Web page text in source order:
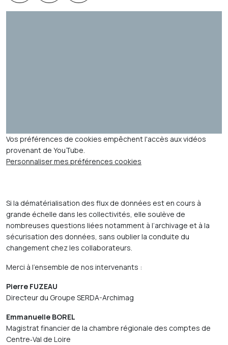
Vos préférences de cookies empêchent l'accès aux vidéos
provenant de YouTube.
Personnaliser mes préférences cookies
Si la dématérialisation des flux de données est en cours à
grande échelle dans les collectivités, elle soulève de
nombreuses questions liées notamment à l’archivage et à la
sécurisation des données, sans oublier la conduite du
changement chez les collaborateurs.
Merci à l’ensemble de nos intervenants :
Pierre FUZEAU
Directeur du Groupe SERDA-Archimag
Emmanuelle BOREL
Magistrat financier de la chambre régionale des comptes de
Centre‑Val de Loire